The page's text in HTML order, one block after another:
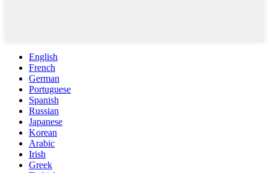
English
French
German
Portuguese
Spanish
Russian
Japanese
Korean
Arabic
Irish
Greek